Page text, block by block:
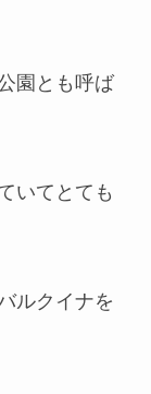
園とも呼ば
いてとても
ルクイナを